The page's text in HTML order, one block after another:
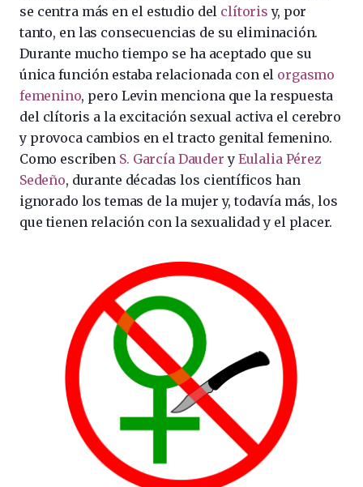
se centra más en el estudio del clítoris y, por
tanto, en las consecuencias de su eliminación.
Durante mucho tiempo se ha aceptado que su
única función estaba relacionada con el orgasmo
femenino, pero Levin menciona que la respuesta
del clítoris a la excitación sexual activa el cerebro
y provoca cambios en el tracto genital femenino.
Como escriben S. García Dauder y Eulalia Pérez
Sedeño, durante décadas los científicos han
ignorado los temas de la mujer y, todavía más, los
que tienen relación con la sexualidad y el placer.